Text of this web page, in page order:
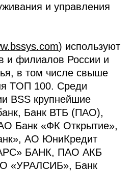
и управления
) используют
и филиалов России и
в том числе свыше
TОП 100. Среди
BSS крупнейшие
Банк ВТБ (ПАО),
Банк «ФК Открытие»,
АО ЮниКредит
БАНК, ПАО АКБ
«УРАЛСИБ», Банк